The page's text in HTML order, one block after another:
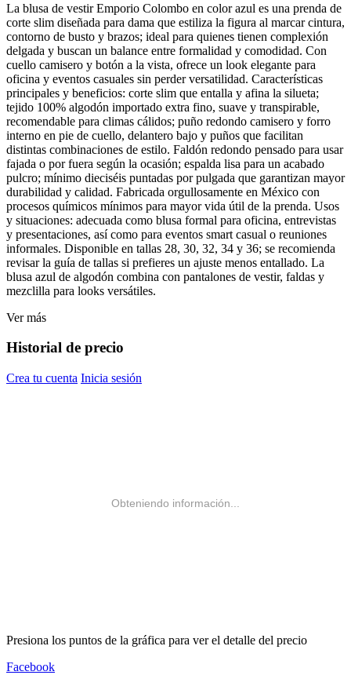
La blusa de vestir Emporio Colombo en color azul es una prenda de
corte slim diseñada para dama que estiliza la figura al marcar cintura,
contorno de busto y brazos; ideal para quienes tienen complexión
delgada y buscan un balance entre formalidad y comodidad. Con
cuello camisero y botón a la vista, ofrece un look elegante para
oficina y eventos casuales sin perder versatilidad. Características
principales y beneficios: corte slim que entalla y afina la silueta;
tejido 100% algodón importado extra fino, suave y transpirable,
recomendable para climas cálidos; puño redondo camisero y forro
interno en pie de cuello, delantero bajo y puños que facilitan
distintas combinaciones de estilo. Faldón redondo pensado para usar
fajada o por fuera según la ocasión; espalda lisa para un acabado
pulcro; mínimo dieciséis puntadas por pulgada que garantizan mayor
durabilidad y calidad. Fabricada orgullosamente en México con
procesos químicos mínimos para mayor vida útil de la prenda. Usos
y situaciones: adecuada como blusa formal para oficina, entrevistas
y presentaciones, así como para eventos smart casual o reuniones
informales. Disponible en tallas 28, 30, 32, 34 y 36; se recomienda
revisar la guía de tallas si prefieres un ajuste menos entallado. La
blusa azul de algodón combina con pantalones de vestir, faldas y
mezclilla para looks versátiles.
Ver más
Historial de precio
Crea tu cuenta Inicia sesión
Obteniendo información...
Presiona los puntos de la gráfica para ver el detalle del precio
Facebook